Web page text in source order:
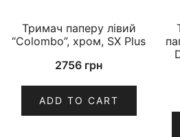
Тримач паперу лівий
“Colombo”, хром, SX Plus
2756 грн
ADD TO CART